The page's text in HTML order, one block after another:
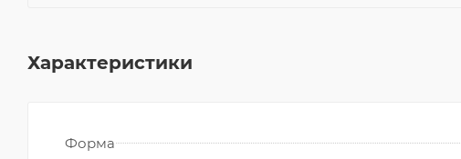
Характеристики
Форма